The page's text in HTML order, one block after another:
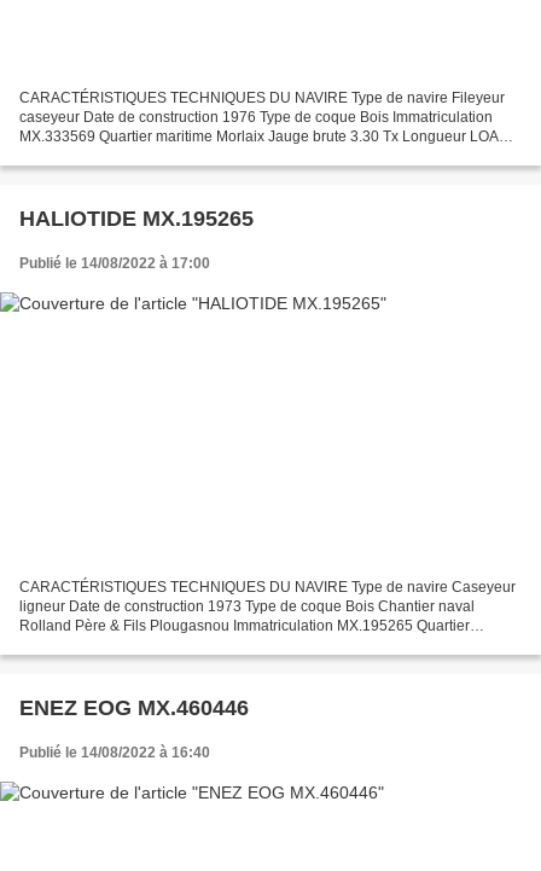
CARACTÉRISTIQUES TECHNIQUES DU NAVIRE Type de navire Fileyeur
caseyeur Date de construction 1976 Type de coque Bois Immatriculation
MX.333569 Quartier maritime Morlaix Jauge brute 3.30 Tx Longueur LOA
HALIOTIDE MX.195265
Publié le 14/08/2022 à 17:00
CARACTÉRISTIQUES TECHNIQUES DU NAVIRE Type de navire Caseyeur
ligneur Date de construction 1973 Type de coque Bois Chantier naval
Rolland Père & Fils Plougasnou Immatriculation MX.195265 Quartier
ENEZ EOG MX.460446
Publié le 14/08/2022 à 16:40